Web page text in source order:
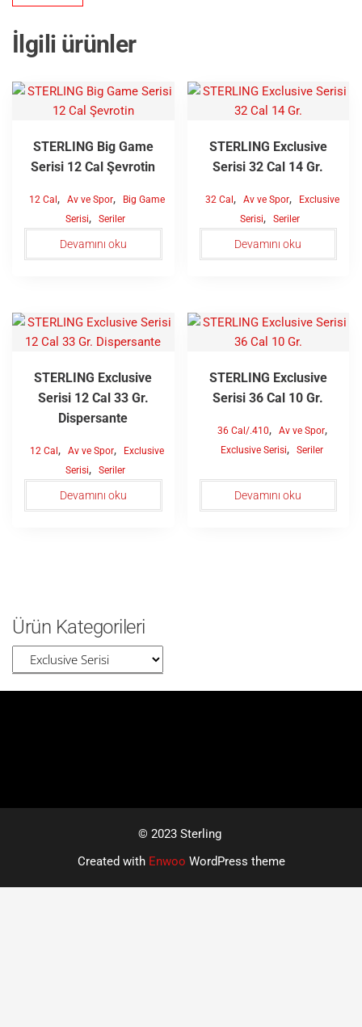
İlgili ürünler
STERLING Big Game
Serisi 12 Cal Şevrotin
12 Cal , Av ve Spor,
Big Game
Serisi, Seriler
Devamını oku
STERLING Exclusive
Serisi 32 Cal 14 Gr.
32 Cal , Av ve Spor,
Exclusive
Serisi, Seriler
Devamını oku
STERLING Exclusive
Serisi 12 Cal 33 Gr.
Dispersante
12 Cal , Av ve Spor,
Exclusive
Serisi, Seriler
Devamını oku
STERLING Exclusive
Serisi 36 Cal 10 Gr.
36 Cal/.410, Av ve Spor,
Exclusive Serisi, Seriler
Devamını oku
Ürün Kategorileri
© 2023 Sterling
Created with Enwoo WordPress theme